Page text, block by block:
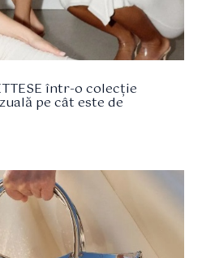
într-o colecție
pe cât este de